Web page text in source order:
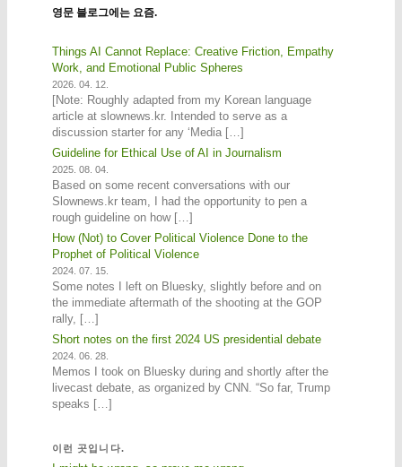
영문 블로그에는 요즘.
Things AI Cannot Replace: Creative Friction, Empathy
Work, and Emotional Public Spheres
2026. 04. 12.
[Note: Roughly adapted from my Korean language
article at slownews.kr. Intended to serve as a
discussion starter for any ‘Media […]
Guideline for Ethical Use of AI in Journalism
2025. 08. 04.
Based on some recent conversations with our
Slownews.kr team, I had the opportunity to pen a
rough guideline on how […]
How (Not) to Cover Political Violence Done to the
Prophet of Political Violence
2024. 07. 15.
Some notes I left on Bluesky, slightly before and on
the immediate aftermath of the shooting at the GOP
rally, […]
Short notes on the first 2024 US presidential debate
2024. 06. 28.
Memos I took on Bluesky during and shortly after the
livecast debate, as organized by CNN. “So far, Trump
speaks […]
이런 곳입니다.